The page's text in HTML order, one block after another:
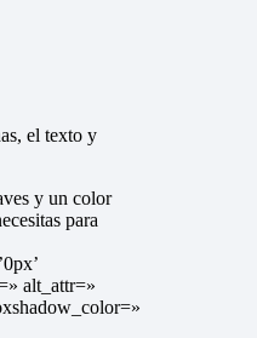
el texto y
y un color
para
alt_attr=»